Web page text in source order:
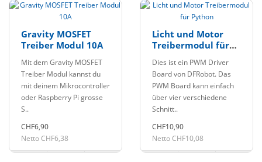
Gravity MOSFET
Treiber Modul 10A
Mit dem Gravity MOSFET
Treiber Modul kannst du
mit deinem Mikrocontroller
oder Raspberry Pi grosse
S..
CHF6,90
Netto CHF6,38
Licht und Motor
Treibermodul für
Dies ist ein PWM Driver
Board von DFRobot. Das
PWM Board kann einfach
über vier verschiedene
Schnitt..
CHF10,90
Netto CHF10,08